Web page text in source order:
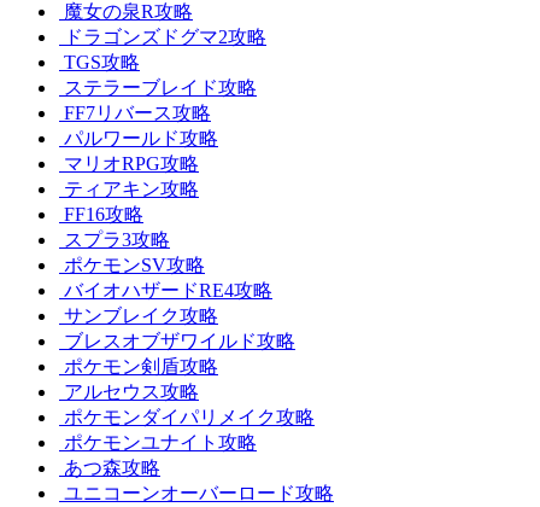
魔女の泉R攻略
ドラゴンズドグマ2攻略
TGS攻略
ステラーブレイド攻略
FF7リバース攻略
パルワールド攻略
マリオRPG攻略
ティアキン攻略
FF16攻略
スプラ3攻略
ポケモンSV攻略
バイオハザードRE4攻略
サンブレイク攻略
ブレスオブザワイルド攻略
ポケモン剣盾攻略
アルセウス攻略
ポケモンダイパリメイク攻略
ポケモンユナイト攻略
あつ森攻略
ユニコーンオーバーロード攻略